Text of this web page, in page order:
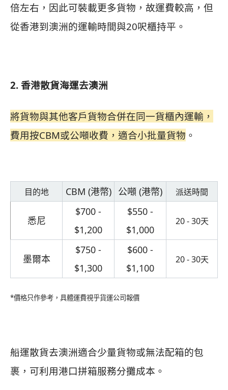
倍左右，因此可裝載更多貨物，故運費較高，但
從香港到澳洲的運輸時間與20呎櫃持平。
2. 香港散貨海運去澳洲
將貨物與其他客戶貨物合併在同一貨櫃內運輸，
費用按CBM或公噸收費， 適合小批量貨物 。
目的地 CBM (港幣) 公噸 (港幣) 派送時間
悉尼
$700 -
$1,200
$550 -
$1,000
20 - 30天
墨爾本
$750 -
$1,300
$600 -
$1,100
20 - 30天
*價格只作參考，具體運費視乎貨運公司報價
船運散貨去澳洲適合少量貨物或無法配箱的包
裹，可利用港口拼箱服務分攤成本。